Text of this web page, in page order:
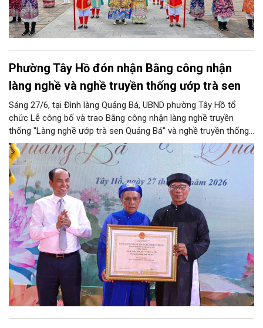
Phường Tây Hồ đón nhận Bằng công nhận
làng nghề và nghề truyền thống ướp trà sen
Sáng 27/6, tại Đình làng Quảng Bá, UBND phường Tây Hồ tổ
chức Lễ công bố và trao Bằng công nhận làng nghề truyền
thống "Làng nghề ướp trà sen Quảng Bá" và nghề truyền thống
"Nghề ướp trà sen Quảng An", gắn với các hoạt động quảng bá
văn hóa, du lịch hồ Tây năm 2026.